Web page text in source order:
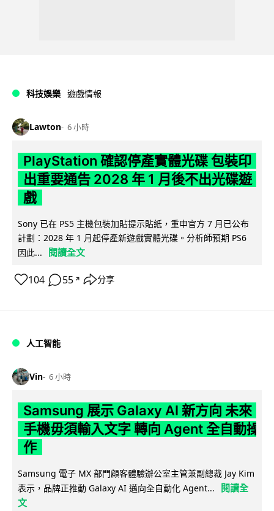
科技娛樂 遊戲情報
Lawton 6 小時
PlayStation 確認停產實體光碟 包裝印
出重要通告 2028 年 1 月後不出光碟遊
戲
Sony 已在 PS5 主機包裝加貼提示貼紙，重申官方 7 月已公布
計劃：2028 年 1 月起停產新遊戲實體光碟。分析師預期 PS6
因此...
閱讀全文
104 55 ↗ 分享
人工智能
Vin 6 小時
Samsung 展示 Galaxy AI 新方向 未來
手機毋須輸入文字 轉向 Agent 全自動操
作
Samsung 電子 MX 部門顧客體驗辦公室主管兼副總裁 Jay Kim
表示，品牌正推動 Galaxy AI 邁向全自動化 Agent...
閱讀全
文